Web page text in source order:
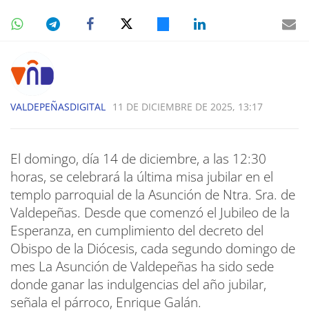
VALDEPEÑASDIGITAL 11 DE DICIEMBRE DE 2025, 13:17
El domingo, día 14 de diciembre, a las 12:30
horas, se celebrará la última misa jubilar en el
templo parroquial de la Asunción de Ntra. Sra. de
Valdepeñas. Desde que comenzó el Jubileo de la
Esperanza, en cumplimiento del decreto del
Obispo de la Diócesis, cada segundo domingo de
mes La Asunción de Valdepeñas ha sido sede
donde ganar las indulgencias del año jubilar,
señala el párroco, Enrique Galán.